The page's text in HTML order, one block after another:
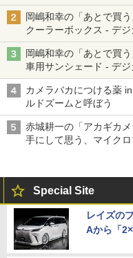
る「Filmator」
岡嶋和幸の「あとで買
クーラーボックス - デ
岡嶋和幸の「あとで買
車用サンシェード - デジ
カメラバカにつける薬
ルドズームと呼ぼう
赤城耕一の「アカギカ
手にして思う、マイク
Special Site
レイズの
Aから「